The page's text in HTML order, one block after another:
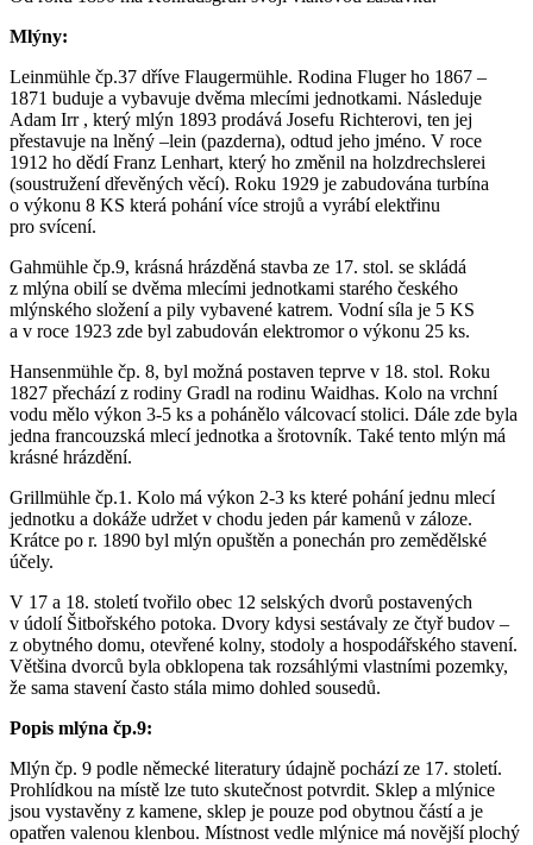
Mlýny:
Leinmühle čp.37 dříve Flaugermühle. Rodina Fluger ho 1867 –
1871 buduje a vybavuje dvěma mlecími jednotkami. Následuje
Adam Irr , který mlýn 1893 prodává Josefu Richterovi, ten jej
přestavuje na lněný –lein (pazderna), odtud jeho jméno. V roce
1912 ho dědí Franz Lenhart, který ho změnil na holzdrechslerei
(soustružení dřevěných věcí). Roku 1929 je zabudována turbína
o výkonu 8 KS která pohání více strojů a vyrábí elektřinu
pro svícení.
Gahmühle čp.9, krásná hrázděná stavba ze 17. stol. se skládá
z mlýna obilí se dvěma mlecími jednotkami starého českého
mlýnského složení a pily vybavené katrem. Vodní síla je 5 KS
a v roce 1923 zde byl zabudován elektromor o výkonu 25 ks.
Hansenmühle čp. 8, byl možná postaven teprve v 18. stol. Roku
1827 přechází z rodiny Gradl na rodinu Waidhas. Kolo na vrchní
vodu mělo výkon 3-5 ks a pohánělo válcovací stolici. Dále zde byla
jedna francouzská mlecí jednotka a šrotovník. Také tento mlýn má
krásné hrázdění.
Grillmühle čp.1. Kolo má výkon 2-3 ks které pohání jednu mlecí
jednotku a dokáže udržet v chodu jeden pár kamenů v záloze.
Krátce po r. 1890 byl mlýn opuštěn a ponechán pro zemědělské
účely.
V 17 a 18. století tvořilo obec 12 selských dvorů postavených
v údolí Šitbořského potoka. Dvory kdysi sestávaly ze čtyř budov –
z obytného domu, otevřené kolny, stodoly a hospodářského stavení.
Většina dvorců byla obklopena tak rozsáhlými vlastními pozemky,
že sama stavení často stála mimo dohled sousedů.
Popis mlýna čp.9:
Mlýn čp. 9 podle německé literatury údajně pochází ze 17. století.
Prohlídkou na místě lze tuto skutečnost potvrdit. Sklep a mlýnice
jsou vystavěny z kamene, sklep je pouze pod obytnou částí a je
opatřen valenou klenbou. Místnost vedle mlýnice má novější plochý